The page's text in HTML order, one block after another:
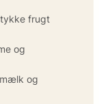
frugt
og
og